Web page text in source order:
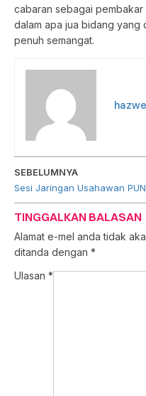
cabaran sebagai
dalam apa jua bidang yang
penuh semangat.
SEBELUMNYA
TINGGALKAN BALASAN
Alamat e-mel anda tidak
ditanda dengan *
Ulasan *